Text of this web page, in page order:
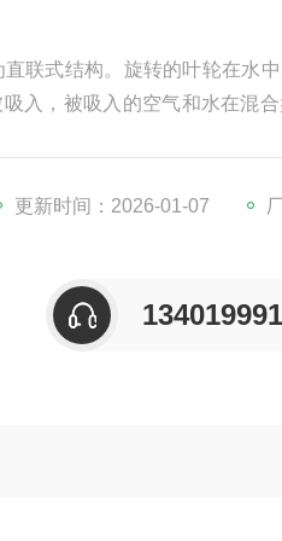
联式结构。旋转的叶轮在水
入，被吸入的空气和水在混
更新时间：2026-01-07